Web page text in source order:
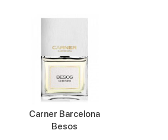
Carner Barcelona
Besos